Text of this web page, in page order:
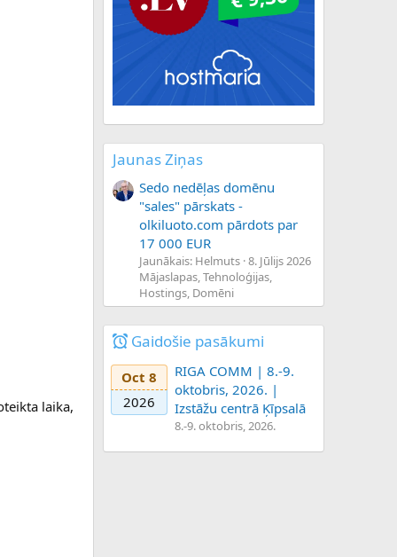
laika,
Jaunas Ziņas
Sedo nedēļas domēnu
"sales" pārskats -
olkiluoto.com pārdots par
17 000 EUR
Jaunākais: Helmuts 8. Jūlijs 2026
Mājaslapas, Tehnoloģijas,
Hostings, Domēni
Gaidošie pasākumi
Oct 8
2026
RIGA COMM | 8.-9.
oktobris, 2026. |
Izstāžu centrā Ķīpsalā
8.-9. oktobris, 2026.